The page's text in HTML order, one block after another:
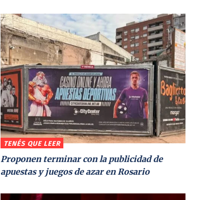
TENÉS QUE LEER
Proponen terminar con la publicidad de
apuestas y juegos de azar en Rosario